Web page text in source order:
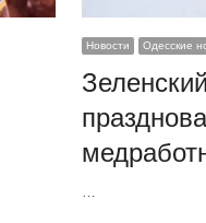
Новости Одесские
…